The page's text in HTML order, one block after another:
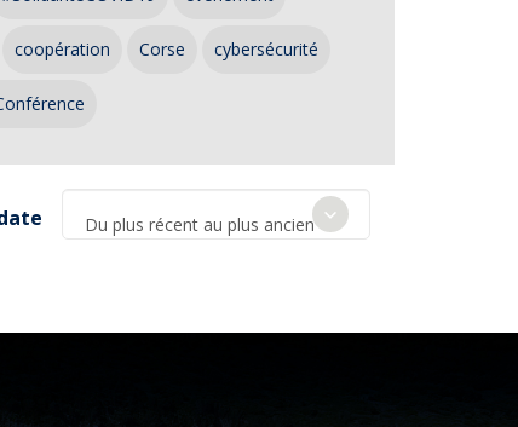
coopération Corse cybersécurité
Du plus récent au plus ancien